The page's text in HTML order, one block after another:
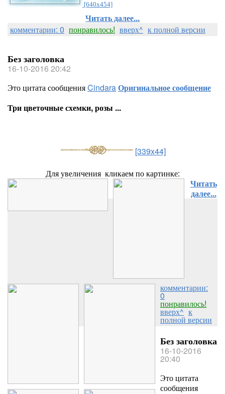
[640x454]
Читать далее...
комментарии: 0 понравилось! вверх^ к полной версии
Без заголовка
16-10-2016 20:42
Это цитата сообщенияCindaraОригинальное сообщение
Три цветочные схемки, розы ...
[339x44]
Для увеличения кликаем по картинке:
Читать
далее...
комментарии:
0
понравилось!
вверх^ к
полной версии
Без заголовка
16-10-2016
20:40
Это цитата
сообщения